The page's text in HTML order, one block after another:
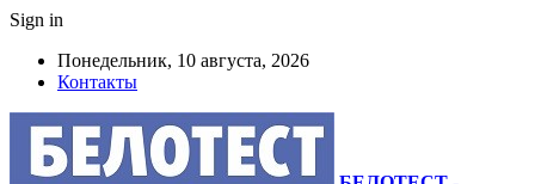
Sign in
Понедельник, 10 августа, 2026
Контакты